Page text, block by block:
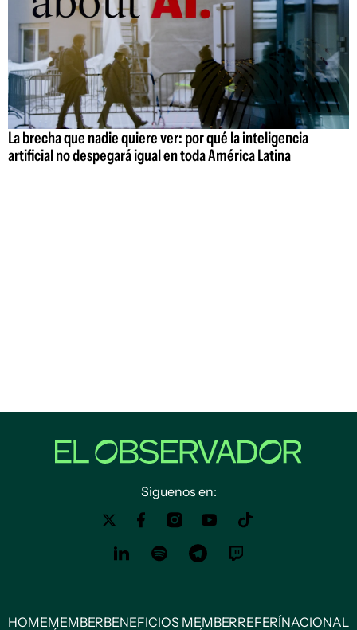
La brecha que nadie quiere ver: por qué la inteligencia
artificial no despegará igual en toda América Latina
Siguenos en:
HOMEMEMBERBENEFICIOS MEMBERREFERÍNACIONAL